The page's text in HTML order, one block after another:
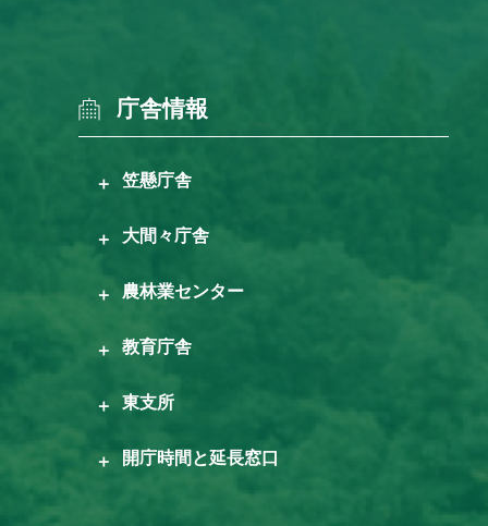
庁舎情報
笠懸庁舎
大間々庁舎
農林業センター
教育庁舎
東支所
開庁時間と延長窓口